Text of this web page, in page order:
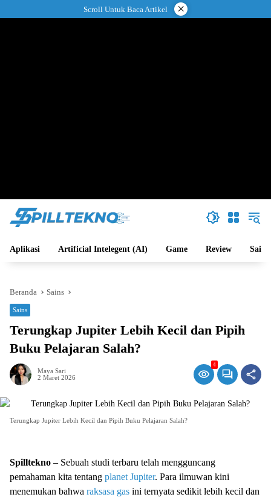
ke
Scroll Untuk Baca Artikel ×
Aplikasi Artificial Intelegent (AI) Game Review Sains
Beranda Sains
Sains
Terungkap Jupiter Lebih Kecil dan Pipih
Buku Pelajaran Salah?
Maya Sari
2 Maret 2026
4
Terungkap Jupiter Lebih Kecil dan Pipih Buku Pelajaran Salah?
Spilltekno – Sebuah studi terbaru telah mengguncang
pemahaman kita tentang planet Jupiter. Para ilmuwan kini
menemukan bahwa raksasa gas ini ternyata sedikit lebih kecil dan